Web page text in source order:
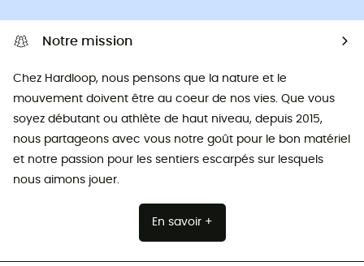
Notre mission
Chez Hardloop, nous pensons que la nature et le
mouvement doivent être au coeur de nos vies. Que vous
soyez débutant ou athlète de haut niveau, depuis 2015,
nous partageons avec vous notre goût pour le bon matériel
et notre passion pour les sentiers escarpés sur lesquels
nous aimons jouer.
En savoir +